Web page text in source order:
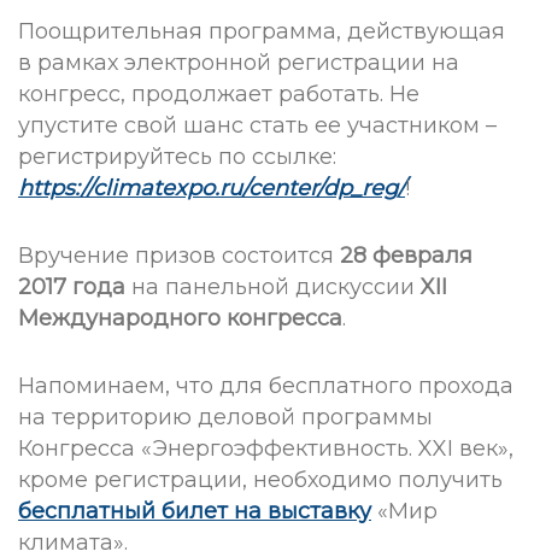
Поощрительная программа, действующая
в рамках электронной регистрации на
конгресс, продолжает работать. Не
упустите свой шанс стать ее участником –
регистрируйтесь по ссылке:
https://climatexpo.ru/center/dp_reg/!
Вручение призов состоится 28 февраля
2017 года на панельной дискуссииXII
Международного конгресса.
Напоминаем, что для бесплатного прохода
на территорию деловой программы
Конгресса «Энергоэффективность. XXI век»,
кроме регистрации, необходимо получить
бесплатный билет на выставку«Мир
климата».